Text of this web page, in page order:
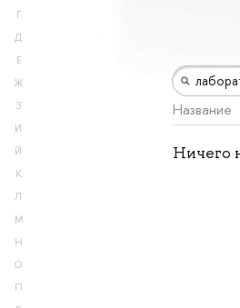
Г
Д
Е
Ж
З
И
Й
К
Л
М
Н
О
П
Название
Ничего